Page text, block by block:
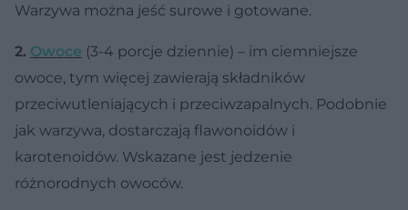
Warzywa można jeść surowe i gotowane.
2. Owoce (3-4 porcje dziennie) – im ciemniejsze
owoce, tym więcej zawierają składników
przeciwutleniających i przeciwzapalnych. Podobnie
jak warzywa, dostarczają flawonoidów i
karotenoidów. Wskazane jest jedzenie
różnorodnych owoców.